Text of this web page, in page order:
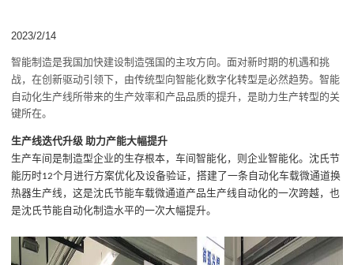
2023/2/14
智能制造是我国加快建设制造强国的主攻方向。面对新时期的机遇和挑
战，在创新驱动引领下，由传统型向智能化数字化转型是必然趋势。智能
自动化生产线所带来的生产效率和产品品质的提升，是助力生产转型的关
键所在。
生产线迭代升级 助力产能大幅提升
生产车间是制造型企业的生存根本，车间智能化，则企业智能化。沈氏节
能历时12个月进行方案优化及设备验证，搭建了一条自动化车载微通道换
热器生产线，这是沈氏节能车载微通道产品生产线自动化的一次跨越，也
是沈氏节能自动化制造水平的一次大幅提升。